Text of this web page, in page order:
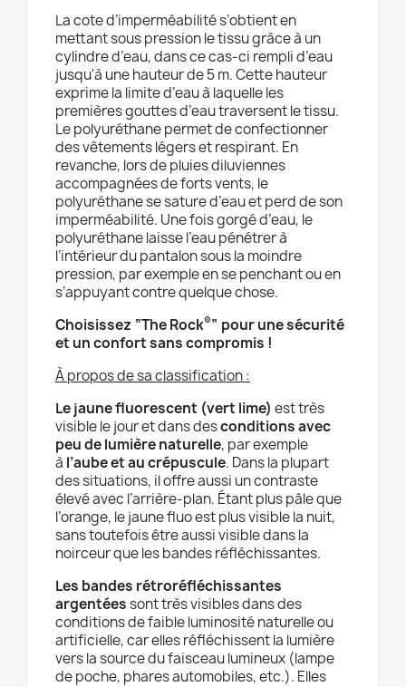
La cote d’imperméabilité s’obtient en
mettant sous pression le tissu grâce à un
cylindre d’eau, dans ce cas-ci rempli d’eau
jusqu'à une hauteur de 5 m. Cette hauteur
exprime la limite d’eau à laquelle les
premières gouttes d’eau traversent le tissu.
Le polyuréthane permet de confectionner
des vêtements légers et respirant. En
revanche, lors de pluies diluviennes
accompagnées de forts vents, le
polyuréthane se sature d’eau et perd de son
imperméabilité. Une fois gorgé d’eau, le
polyuréthane laisse l’eau pénétrer à
l’intérieur du pantalon sous la moindre
pression, par exemple en se penchant ou en
s’appuyant contre quelque chose.
Choisissez “The Rock®” pour une sécurité
et un confort sans compromis !
À propos de sa classification :
Le jaune fluorescent (vert lime) est très
visible le jour et dans desconditions avec
peu de lumière naturelle, par exemple
à l’aube et au crépuscule. Dans la plupart
des situations, il offre aussi un contraste
élevé avec l’arrière-plan. Étant plus pâle que
l’orange, le jaune fluo est plus visible la nuit,
sans toutefois être aussi visible dans la
noirceur que les bandes réfléchissantes.
Les bandes rétroréfléchissantes
argentéessont très visibles dans des
conditions de faible luminosité naturelle ou
artificielle, car elles réfléchissent la lumière
vers la source du faisceau lumineux (lampe
de poche, phares automobiles, etc.). Elles